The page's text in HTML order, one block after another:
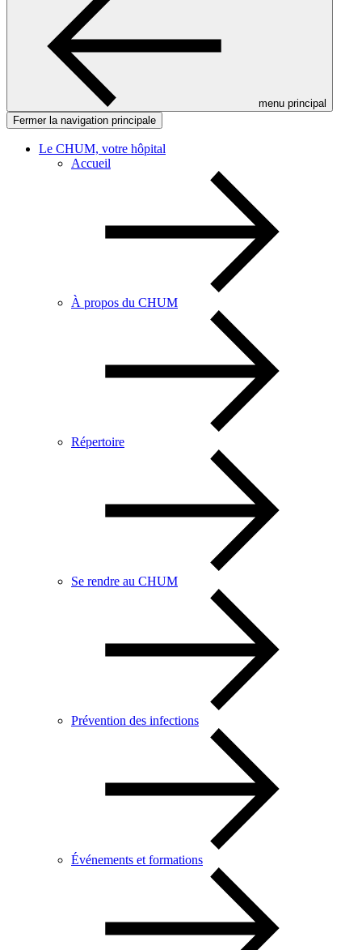
menu principal
Fermer la navigation principale
Le CHUM, votre hôpital
Accueil
À propos du CHUM
Répertoire
Se rendre au CHUM
Prévention des infections
Événements et formations